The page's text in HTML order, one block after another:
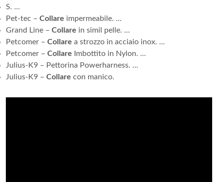
S. ...
Pet-tec – Collare impermeabile. ...
Grand Line – Collare in simil pelle. ...
Petcomer – Collare a strozzo in acciaio inox. ...
Petcomer – Collare Imbottito in Nylon. ...
Julius-K9 – Pettorina Powerharness. ...
Julius-K9 – Collare con manico.